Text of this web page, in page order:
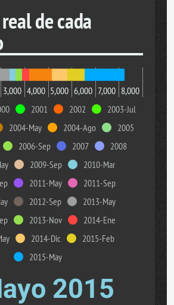
de cada
3,000 4,000 5,000 6,000 7,000 8,000
2001 2002
2003-Jul
2004-May 2004-Ago
2005
2006-Sep 2007
2008
2009-Sep
2010-Mar
2011-May
2011-Sep
2012-Sep
2013-May
2013-Nov
2014-Ene
2014-Dic
2015-Feb
2015-May
2015